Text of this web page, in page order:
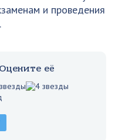
и проведения
её